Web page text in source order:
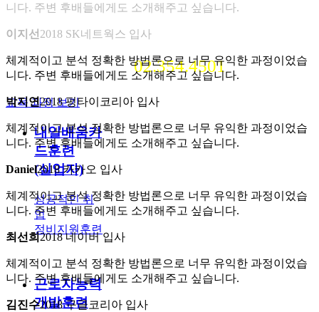
니다. 주변 후배들에게도 소개해주고 싶습니다.
이지선 2018 SK네트웍스 입사
체계적이고 분석 정확한 방법론으로 너무 유익한 과정이었습
니다. 주변 후배들에게도 소개해주고 싶습니다.
박지연2018 펑타이코리아 입사
체계적이고 분석 정확한 방법론으로 너무 유익한 과정이었습
니다. 주변 후배들에게도 소개해주고 싶습니다.
Daniel2018 카카오 입사
체계적이고 분석 정확한 방법론으로 너무 유익한 과정이었습
니다. 주변 후배들에게도 소개해주고 싶습니다.
최선희2018 네이버 입사
체계적이고 분석 정확한 방법론으로 너무 유익한 과정이었습
니다. 주변 후배들에게도 소개해주고 싶습니다.
김진수2018 구글코리아 입사
저희 교육기관에서 체계적이고
정확한 교육을 받아보세요.
전화02.354.4501
교육 과정 보기
내일배움카
드훈련
(실업자)
성공적인 취
업
정비지원훈련
근로자능력
개발훈련